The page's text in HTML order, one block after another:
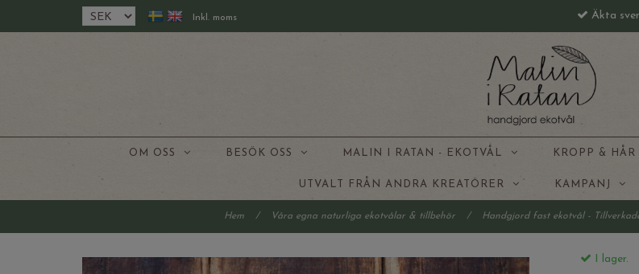
Inkl. moms Äkta
OM OSS BESÖK OSS MALIN I RATAN - EKOTVÅL KROPP & HÅR
UTVALT FRÅN ANDRA KREATÖRER KAMPANJ
Hem / Våra egna naturliga ekotvålar & tillbehör / Handgjord fast ekotvål -
I lager.